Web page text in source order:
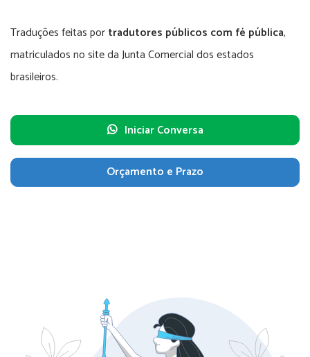
Traduções feitas portradutores públicos com fé pública,
matriculados no site da Junta Comercial dos estados
brasileiros.
Iniciar Conversa
Orçamento e Prazo